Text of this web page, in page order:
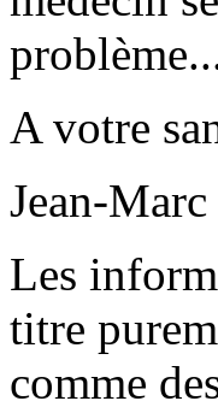
A votre
Jean-
Les
titre
comme